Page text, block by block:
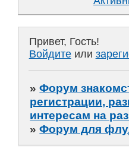
Привет, Гость!
Войдитеили
»Форум
регистрации,
интересам на
»Форум для